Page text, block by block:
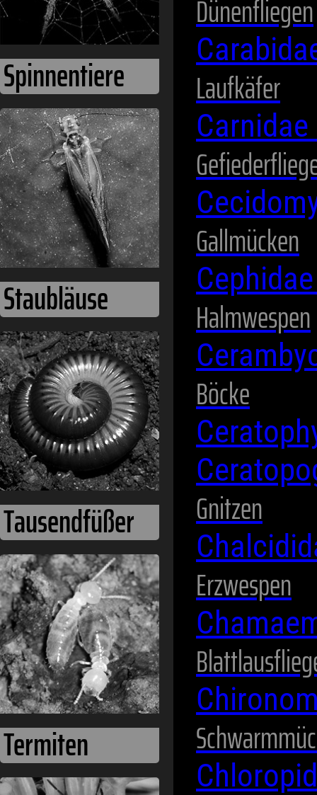
Tausendfüßer
Termiten
Wanzen
Dünenfliegen
Laufkäfer
Carnidae
Gallmücken
Halmwespen
Böcke
Gnitzen
Erzwespen